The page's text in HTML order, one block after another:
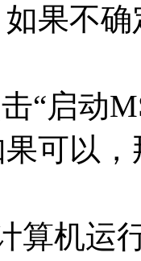
果不
击“启动
可以
算机运